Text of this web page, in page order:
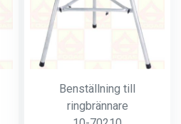
Benställning till
ringbrännare